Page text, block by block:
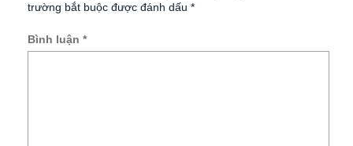
trường bắt buộc được đánh dấu *
Bình luận *